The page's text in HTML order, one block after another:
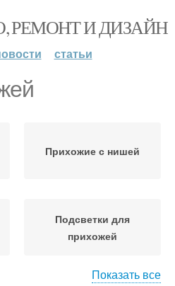
РЕМОНТ И ДИЗАЙН
статьи
Прихожие с нишей
Подсветки для
прихожей
Показать все